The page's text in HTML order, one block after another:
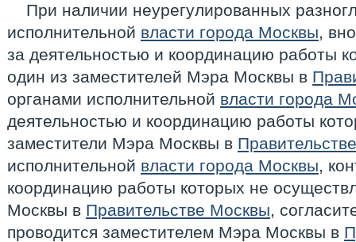
При наличии неурегулированных
исполнительной власти города Москвы,
за деятельностью и координацию работы
один из заместителей Мэра Москвы в
органами исполнительной власти города
деятельностью и координацию работы
заместители Мэра Москвы в
исполнительной власти города Москвы,
координацию работы которых не
Москвы в Правительстве Москвы,
проводится заместителем Мэра Москвы в